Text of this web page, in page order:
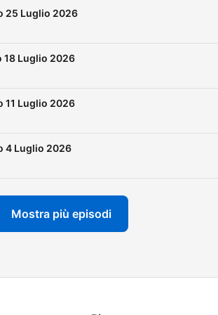
libera di informare.
Ascolta altre produzioni di
https://
gratuita: iOS - App Store -
http://bit.ly/2vCjiW3 Resta
connesso e segui i canali
https://
25 Luglio 2026
18 Luglio 2026
11 Luglio 2026
4 Luglio 2026
Mostra più episodi